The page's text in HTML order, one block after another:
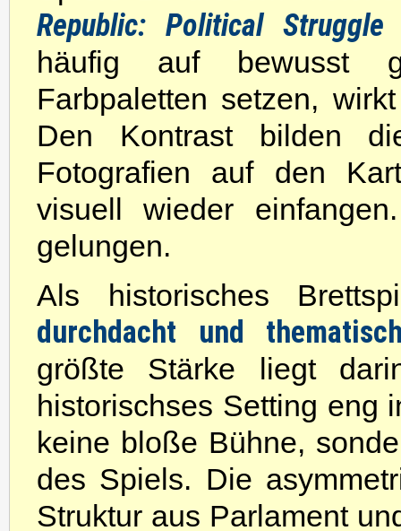
Republic: Political
häufig auf bewusst
Farbpaletten setzen,
Den Kontrast bilden
Fotografien auf den
visuell wieder
gelungen.
Als historisches
durchdacht und
größte Stärke liegt
historischses Setting eng
keine bloße Bühne,
des Spiels. Die
Struktur aus Parlament